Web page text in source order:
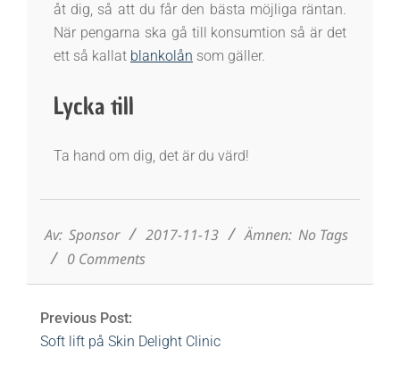
åt dig, så att du får den bästa möjliga räntan.
När pengarna ska gå till konsumtion så är det
ett så kallat blankolån som gäller.
Lycka till
Ta hand om dig, det är du värd!
13
Av: Sponsor 2017-11-13 Ämnen: No Tags
0 Comments
Previous Post:
Soft lift på Skin Delight Clinic